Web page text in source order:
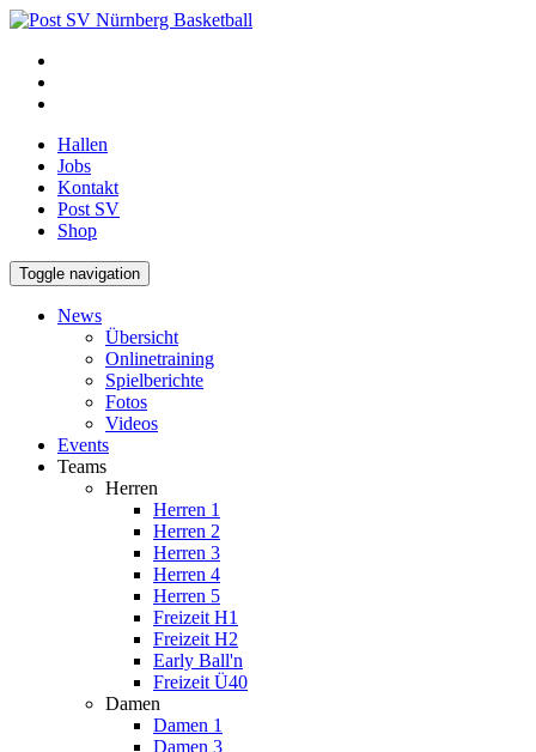
Hallen
Jobs
Kontakt
Post SV
Shop
Toggle navigation
News
Übersicht
Onlinetraining
Spielberichte
Fotos
Videos
Events
Teams
Herren
Herren 1
Herren 2
Herren 3
Herren 4
Herren 5
Freizeit H1
Freizeit H2
Early Ball'n
Freizeit Ü40
Damen
Damen 1
Damen 3